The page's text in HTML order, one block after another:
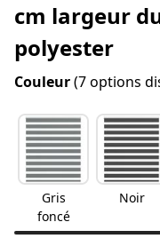
cm largeur
polyester
Couleur(7 options
Gris
foncé
Noir